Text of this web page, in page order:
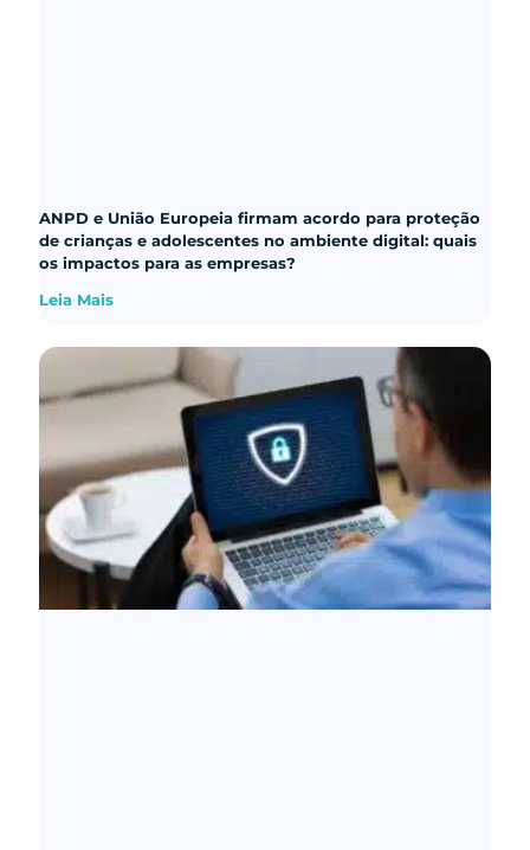
ANPD e União Europeia firmam acordo para proteção
de crianças e adolescentes no ambiente digital: quais
os impactos para as empresas?
Leia Mais